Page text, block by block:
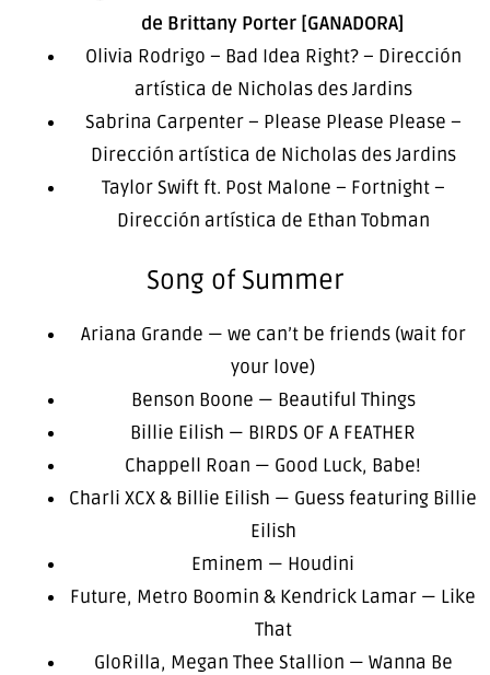
de Brittany Porter [GANADORA]
Olivia Rodrigo – Bad Idea Right? – Dirección
artística de Nicholas des Jardins
Sabrina Carpenter – Please Please Please –
Dirección artística de Nicholas des Jardins
Taylor Swift ft. Post Malone – Fortnight –
Dirección artística de Ethan Tobman
Song of Summer
Ariana Grande — we can’t be friends (wait for
your love)
Benson Boone — Beautiful Things
Billie Eilish — BIRDS OF A FEATHER
Chappell Roan — Good Luck, Babe!
Charli XCX & Billie Eilish — Guess featuring Billie
Eilish
Eminem — Houdini
Future, Metro Boomin & Kendrick Lamar — Like
That
GloRilla, Megan Thee Stallion — Wanna Be